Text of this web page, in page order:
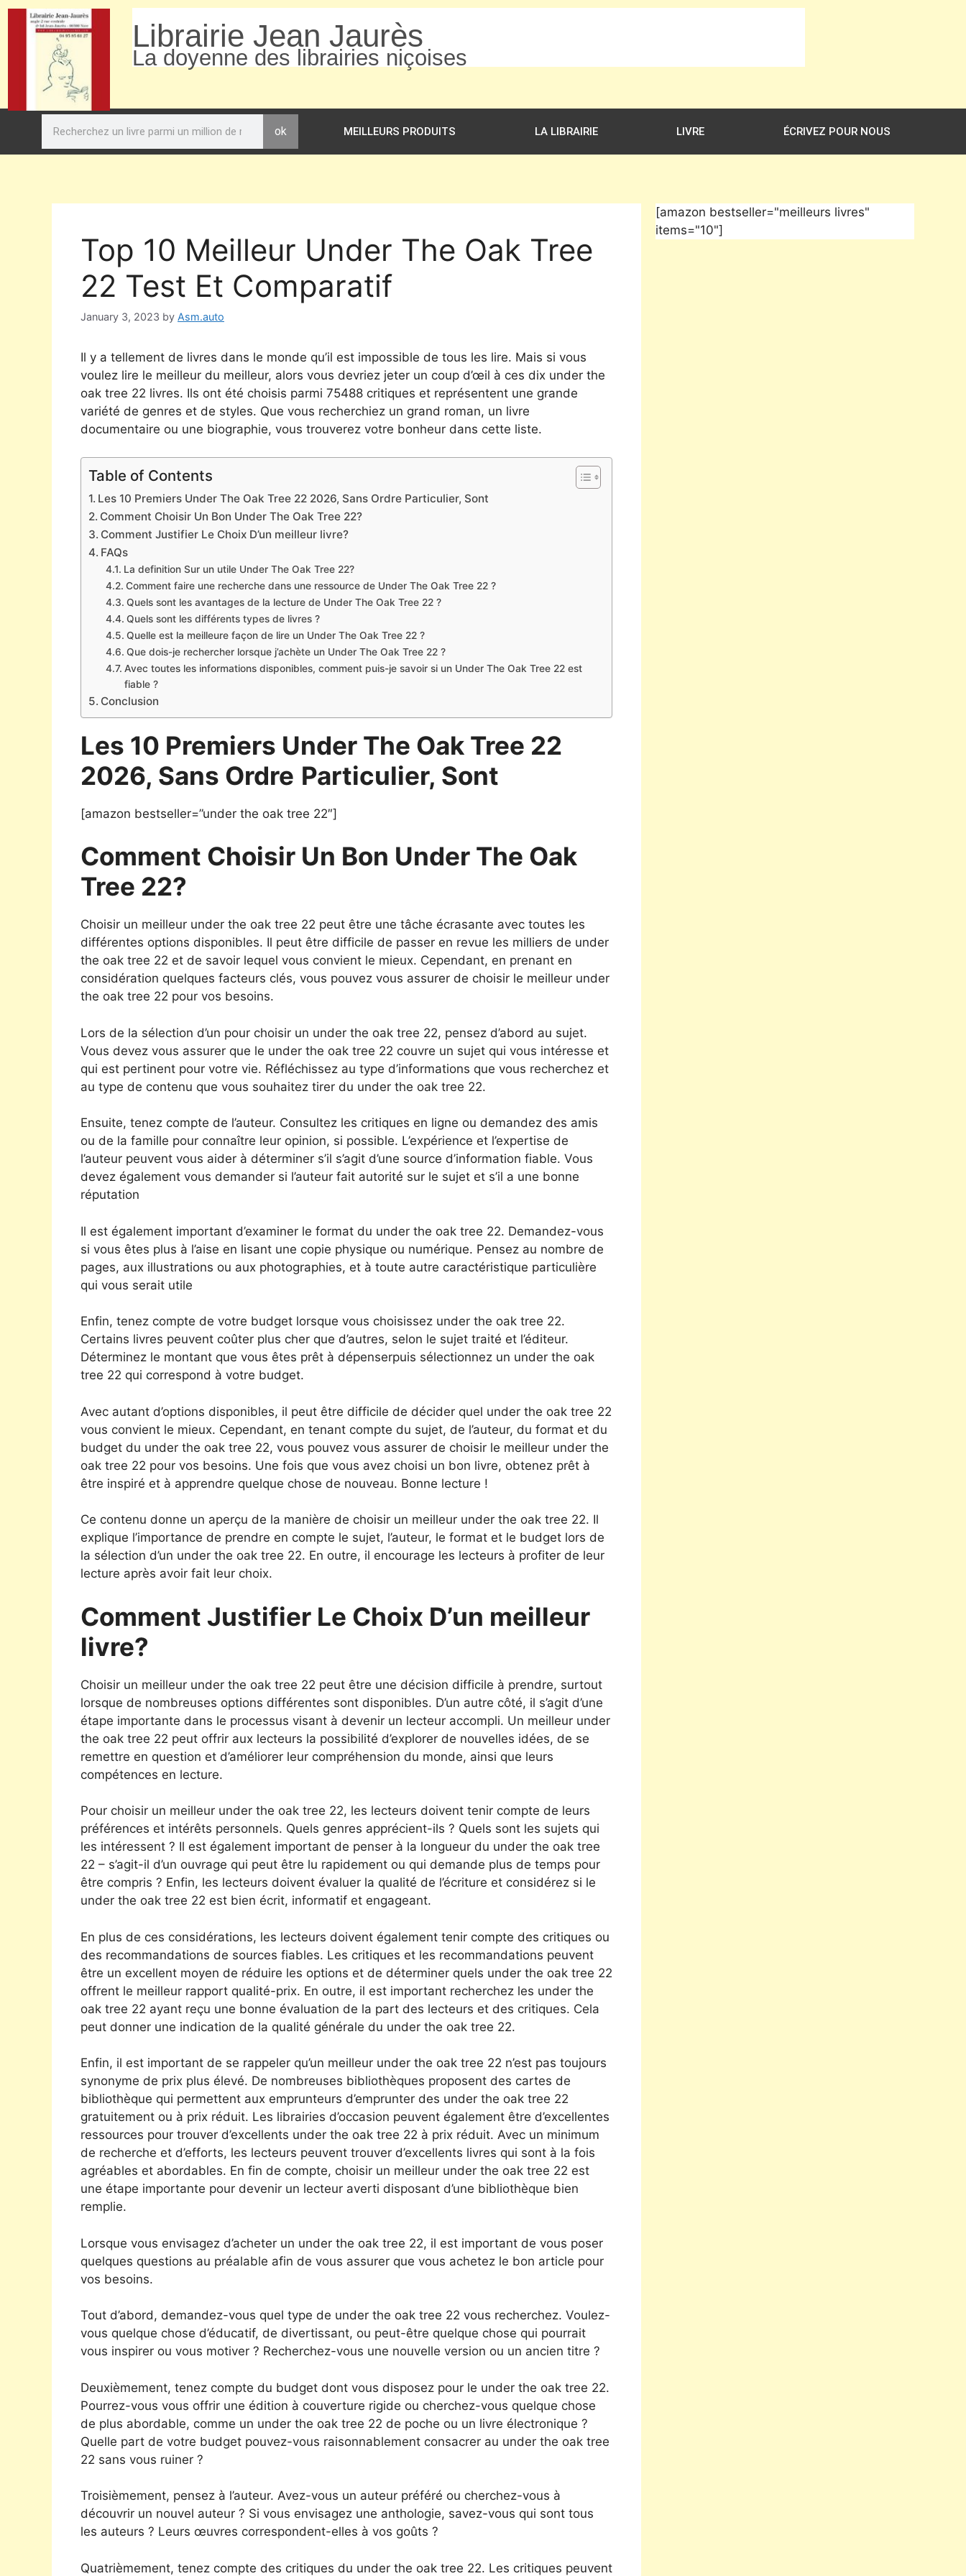
Librairie Jean Jaurès
La doyenne des librairies niçoises
ok MEILLEURS PRODUITS LA LIBRAIRIE LIVRE ÉCRIVEZ POUR NOUS
Top 10 Meilleur Under The Oak Tree
22 Test Et Comparatif
January 3, 2023 by Asm.auto
Il y a tellement de livres dans le monde qu’il est impossible de tous les lire. Mais si vous
voulez lire le meilleur du meilleur, alors vous devriez jeter un coup d’œil à ces dix under the
oak tree 22 livres. Ils ont été choisis parmi 75488 critiques et représentent une grande
variété de genres et de styles. Que vous recherchiez un grand roman, un livre
documentaire ou une biographie, vous trouverez votre bonheur dans cette liste.
Table of Contents
Les 10 Premiers Under The Oak Tree 22 2026, Sans Ordre Particulier, Sont
Comment Choisir Un Bon Under The Oak Tree 22?
Comment Justifier Le Choix D’un meilleur livre?
FAQs
La definition Sur un utile Under The Oak Tree 22?
Comment faire une recherche dans une ressource de Under The Oak Tree 22 ?
Quels sont les avantages de la lecture de Under The Oak Tree 22 ?
Quels sont les différents types de livres ?
Quelle est la meilleure façon de lire un Under The Oak Tree 22 ?
Que dois-je rechercher lorsque j’achète un Under The Oak Tree 22 ?
Avec toutes les informations disponibles, comment puis-je savoir si un Under The Oak Tree 22 est
fiable ?
Conclusion
Les 10 Premiers Under The Oak Tree 22
2026, Sans Ordre Particulier, Sont
[amazon bestseller=”under the oak tree 22″]
Comment Choisir Un Bon Under The Oak
Tree 22?
Choisir un meilleur under the oak tree 22 peut être une tâche écrasante avec toutes les
différentes options disponibles. Il peut être difficile de passer en revue les milliers de under
the oak tree 22 et de savoir lequel vous convient le mieux. Cependant, en prenant en
considération quelques facteurs clés, vous pouvez vous assurer de choisir le meilleur under
the oak tree 22 pour vos besoins.
Lors de la sélection d’un pour choisir un under the oak tree 22, pensez d’abord au sujet.
Vous devez vous assurer que le under the oak tree 22 couvre un sujet qui vous intéresse et
qui est pertinent pour votre vie. Réfléchissez au type d’informations que vous recherchez et
au type de contenu que vous souhaitez tirer du under the oak tree 22.
Ensuite, tenez compte de l’auteur. Consultez les critiques en ligne ou demandez des amis
ou de la famille pour connaître leur opinion, si possible. L’expérience et l’expertise de
l’auteur peuvent vous aider à déterminer s’il s’agit d’une source d’information fiable. Vous
devez également vous demander si l’auteur fait autorité sur le sujet et s’il a une bonne
réputation
Il est également important d’examiner le format du under the oak tree 22. Demandez-vous
si vous êtes plus à l’aise en lisant une copie physique ou numérique. Pensez au nombre de
pages, aux illustrations ou aux photographies, et à toute autre caractéristique particulière
qui vous serait utile
Enfin, tenez compte de votre budget lorsque vous choisissez under the oak tree 22.
Certains livres peuvent coûter plus cher que d’autres, selon le sujet traité et l’éditeur.
Déterminez le montant que vous êtes prêt à dépenserpuis sélectionnez un under the oak
tree 22 qui correspond à votre budget.
Avec autant d’options disponibles, il peut être difficile de décider quel under the oak tree 22
vous convient le mieux. Cependant, en tenant compte du sujet, de l’auteur, du format et du
budget du under the oak tree 22, vous pouvez vous assurer de choisir le meilleur under the
oak tree 22 pour vos besoins. Une fois que vous avez choisi un bon livre, obtenez prêt à
être inspiré et à apprendre quelque chose de nouveau. Bonne lecture !
Ce contenu donne un aperçu de la manière de choisir un meilleur under the oak tree 22. Il
explique l’importance de prendre en compte le sujet, l’auteur, le format et le budget lors de
la sélection d’un under the oak tree 22. En outre, il encourage les lecteurs à profiter de leur
lecture après avoir fait leur choix.
Comment Justifier Le Choix D’un meilleur
livre?
Choisir un meilleur under the oak tree 22 peut être une décision difficile à prendre, surtout
lorsque de nombreuses options différentes sont disponibles. D’un autre côté, il s’agit d’une
étape importante dans le processus visant à devenir un lecteur accompli. Un meilleur under
the oak tree 22 peut offrir aux lecteurs la possibilité d’explorer de nouvelles idées, de se
remettre en question et d’améliorer leur compréhension du monde, ainsi que leurs
compétences en lecture.
Pour choisir un meilleur under the oak tree 22, les lecteurs doivent tenir compte de leurs
préférences et intérêts personnels. Quels genres apprécient-ils ? Quels sont les sujets qui
les intéressent ? Il est également important de penser à la longueur du under the oak tree
22 – s’agit-il d’un ouvrage qui peut être lu rapidement ou qui demande plus de temps pour
être compris ? Enfin, les lecteurs doivent évaluer la qualité de l’écriture et considérez si le
under the oak tree 22 est bien écrit, informatif et engageant.
En plus de ces considérations, les lecteurs doivent également tenir compte des critiques ou
des recommandations de sources fiables. Les critiques et les recommandations peuvent
être un excellent moyen de réduire les options et de déterminer quels under the oak tree 22
offrent le meilleur rapport qualité-prix. En outre, il est important recherchez les under the
oak tree 22 ayant reçu une bonne évaluation de la part des lecteurs et des critiques. Cela
peut donner une indication de la qualité générale du under the oak tree 22.
Enfin, il est important de se rappeler qu’un meilleur under the oak tree 22 n’est pas toujours
synonyme de prix plus élevé. De nombreuses bibliothèques proposent des cartes de
bibliothèque qui permettent aux emprunteurs d’emprunter des under the oak tree 22
gratuitement ou à prix réduit. Les librairies d’occasion peuvent également être d’excellentes
ressources pour trouver d’excellents under the oak tree 22 à prix réduit. Avec un minimum
de recherche et d’efforts, les lecteurs peuvent trouver d’excellents livres qui sont à la fois
agréables et abordables. En fin de compte, choisir un meilleur under the oak tree 22 est
une étape importante pour devenir un lecteur averti disposant d’une bibliothèque bien
remplie.
Lorsque vous envisagez d’acheter un under the oak tree 22, il est important de vous poser
quelques questions au préalable afin de vous assurer que vous achetez le bon article pour
vos besoins.
Tout d’abord, demandez-vous quel type de under the oak tree 22 vous recherchez. Voulez-
vous quelque chose d’éducatif, de divertissant, ou peut-être quelque chose qui pourrait
vous inspirer ou vous motiver ? Recherchez-vous une nouvelle version ou un ancien titre ?
Deuxièmement, tenez compte du budget dont vous disposez pour le under the oak tree 22.
Pourrez-vous vous offrir une édition à couverture rigide ou cherchez-vous quelque chose
de plus abordable, comme un under the oak tree 22 de poche ou un livre électronique ?
Quelle part de votre budget pouvez-vous raisonnablement consacrer au under the oak tree
22 sans vous ruiner ?
Troisièmement, pensez à l’auteur. Avez-vous un auteur préféré ou cherchez-vous à
découvrir un nouvel auteur ? Si vous envisagez une anthologie, savez-vous qui sont tous
les auteurs ? Leurs œuvres correspondent-elles à vos goûts ?
Quatrièmement, tenez compte des critiques du under the oak tree 22. Les critiques peuvent
[amazon bestseller="meilleurs livres"
items="10"]